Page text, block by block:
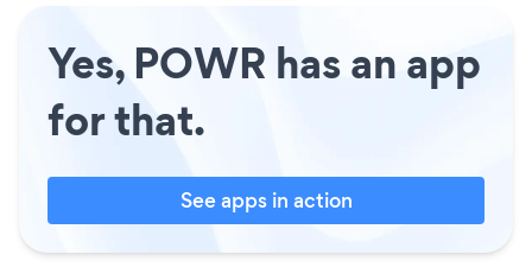
Yes, POWR has an app
for that.
See apps in action